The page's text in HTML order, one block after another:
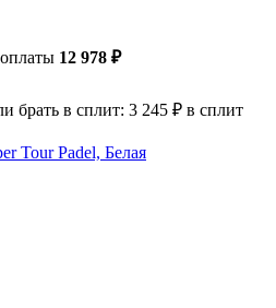
12 978 ₽
брать в сплит: 3 245 ₽ в сплит
Tour Padel, Белая